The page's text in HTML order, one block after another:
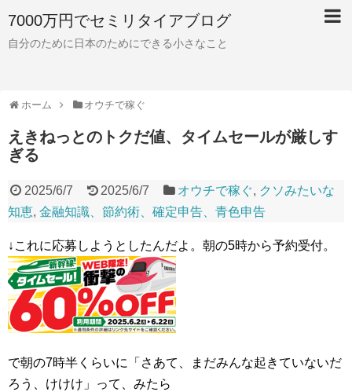
7000万円でセミリタイアブログ
自分のために日本のためにできる小さなこと
ホーム オウチで稼ぐ
えきねっとのトクだ値、タイムセールが厳しす
ぎる
2025/6/7 2025/6/7 オウチで稼ぐ, クソみたいな
知恵, 金融知識、節約術、確定申告、青色申告
↓これに応募しようとしたんだよ。朝の5時から予約受付。
で朝の7時半くらいに「さあて、まだみんな起きていないだ
ろう、けけけ」って、みたら